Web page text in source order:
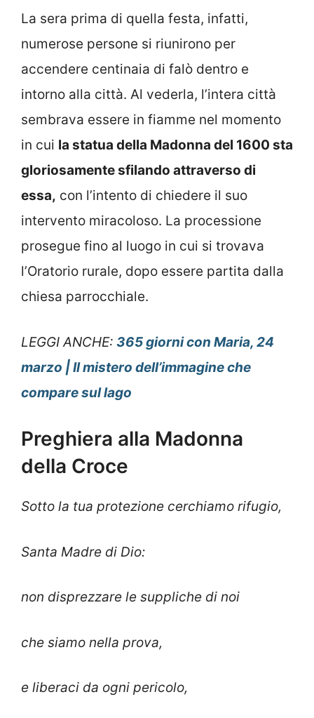
La sera prima di quella festa, infatti,
numerose persone si riunirono per
accendere centinaia di falò dentro e
intorno alla città. Al vederla, l’intera città
sembrava essere in fiamme nel momento
in cui la statua della Madonna del 1600 sta
gloriosamente sfilando attraverso di
essa, con l’intento di chiedere il suo
intervento miracoloso. La processione
prosegue fino al luogo in cui si trovava
l’Oratorio rurale, dopo essere partita dalla
chiesa parrocchiale.
LEGGI ANCHE: 365 giorni con Maria, 24
marzo | Il mistero dell’immagine che
compare sul lago
Preghiera alla Madonna
della Croce
Sotto la tua protezione cerchiamo rifugio,
Santa Madre di Dio:
non disprezzare le suppliche di noi
che siamo nella prova,
e liberaci da ogni pericolo,